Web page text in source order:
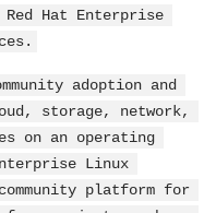
Hat Enterprise
adoption and
storage, network,
on an operating
Linux
platform for